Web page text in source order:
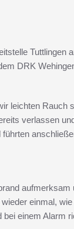
Tuttlingen
DRK
leichten Rauch
verlassen
aufmerksam
einmal,
einem Alarm